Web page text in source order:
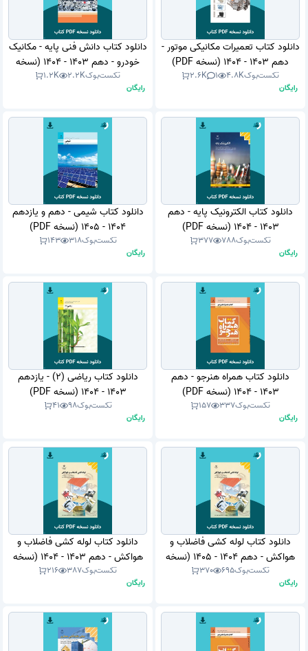
دانلود کتاب تعمیرات مکانیکی موتور -
دهم 1403 - 1404 (نسخه PDF)
تکست‌بوک4.8K
1
2.6K
رایگان
دانلود کتاب دانش فنی پایه - مکانیک
خودرو - دهم 1403 - 1404 (نسخه
PDF)تکست‌بوک2.2K
1.2K
رایگان
دانلود کتاب الکترونیک پایه - دهم
1403 - 1404 (نسخه PDF)
تکست‌بوک788
377
رایگان
دانلود کتاب شیمی - دهم و یازدهم
1404 - 1405 (نسخه PDF)
تکست‌بوک318
143
رایگان
دانلود کتاب همراه هنرجو - دهم
1403 - 1404 (نسخه PDF)
تکست‌بوک337
157
رایگان
دانلود کتاب ریاضی (2) - یازدهم
1403 - 1404 (نسخه PDF)
تکست‌بوک98
41
رایگان
دانلود کتاب لوله کشی فاضلاب و
هواکش - دهم 1404 - 1405 (نسخه
PDF)تکست‌بوک695
370
رایگان
دانلود کتاب لوله کشی فاضلاب و
هواکش - دهم 1403 - 1404 (نسخه
PDF)تکست‌بوک387
216
رایگان